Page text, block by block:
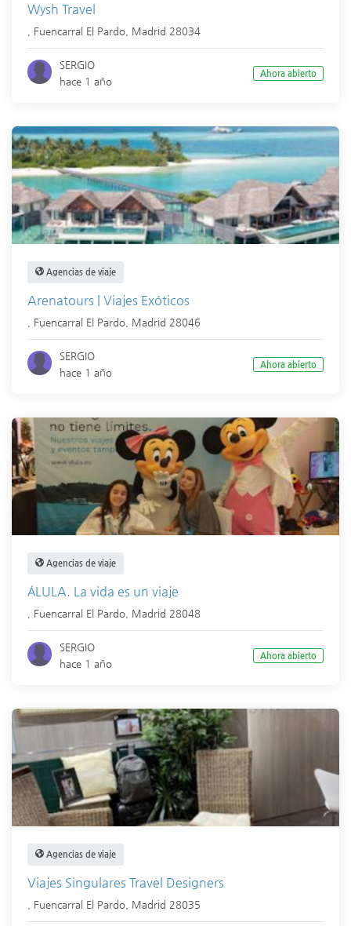
Wysh Travel
Fuencarral El Pardo Madrid 28034
SERGIO
hace 1 año
Ahora abierto
Agencias de viaje
Arenatours | Viajes Exóticos
Fuencarral El Pardo Madrid 28046
SERGIO
hace 1 año
Ahora abierto
Agencias de viaje
ÁLULA. La vida es un viaje
Fuencarral El Pardo Madrid 28048
SERGIO
hace 1 año
Ahora abierto
Agencias de viaje
Viajes Singulares Travel Designers
Fuencarral El Pardo Madrid 28035